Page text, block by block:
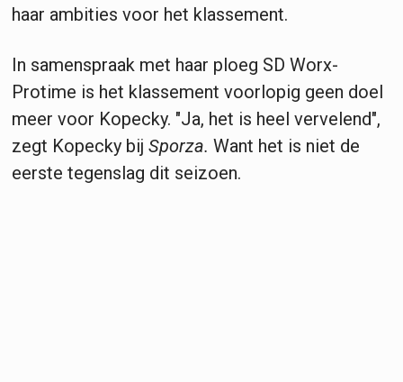
haar ambities voor het klassement.
In samenspraak met haar ploeg SD Worx-
Protime is het klassement voorlopig geen doel
meer voor Kopecky. "Ja, het is heel vervelend",
zegt Kopecky bij Sporza. Want het is niet de
eerste tegenslag dit seizoen.